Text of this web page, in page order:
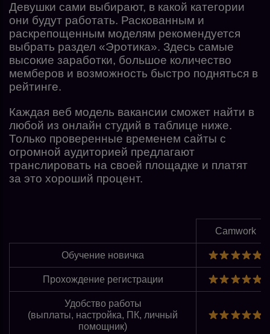
Девушки сами выбирают, в какой категории
они будут работать. Раскованным и
раскрепощенным моделям рекомендуется
выбрать раздел «Эротика». Здесь самые
высокие заработки, большое количество
мемберов и возможность быстро подняться в
рейтинге.
Каждая веб модель вакансии сможет найти в
любой из онлайн студий в таблице ниже.
Только проверенные временем сайты с
огромной аудиторией предлагают
транслировать на своей площадке и платят
за это хороший процент.
Camwork
Обучение новичка
Прохождение регистрации
Удобство работы
(выплаты, настройка, ПК, личный
помощник)